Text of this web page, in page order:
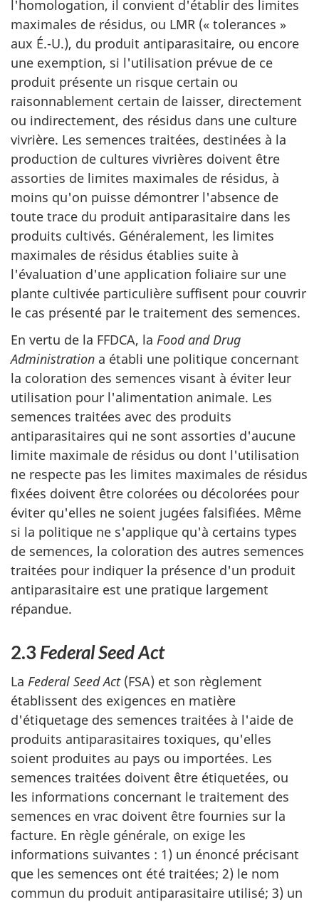
l'homologation, il convient d'établir des limites
maximales de résidus, ou LMR (« tolerances »
aux É.-U.), du produit antiparasitaire, ou encore
une exemption, si l'utilisation prévue de ce
produit présente un risque certain ou
raisonnablement certain de laisser, directement
ou indirectement, des résidus dans une culture
vivrière. Les semences traitées, destinées à la
production de cultures vivrières doivent être
assorties de limites maximales de résidus, à
moins qu'on puisse démontrer l'absence de
toute trace du produit antiparasitaire dans les
produits cultivés. Généralement, les limites
maximales de résidus établies suite à
l'évaluation d'une application foliaire sur une
plante cultivée particulière suffisent pour couvrir
le cas présenté par le traitement des semences.
En vertu de la FFDCA, la Food and Drug
Administration a établi une politique concernant
la coloration des semences visant à éviter leur
utilisation pour l'alimentation animale. Les
semences traitées avec des produits
antiparasitaires qui ne sont assorties d'aucune
limite maximale de résidus ou dont l'utilisation
ne respecte pas les limites maximales de résidus
fixées doivent être colorées ou décolorées pour
éviter qu'elles ne soient jugées falsifiées. Même
si la politique ne s'applique qu'à certains types
de semences, la coloration des autres semences
traitées pour indiquer la présence d'un produit
antiparasitaire est une pratique largement
répandue.
2.3Federal Seed Act
La Federal Seed Act(FSA) et son règlement
établissent des exigences en matière
d'étiquetage des semences traitées à l'aide de
produits antiparasitaires toxiques, qu'elles
soient produites au pays ou importées. Les
semences traitées doivent être étiquetées, ou
les informations concernant le traitement des
semences en vrac doivent être fournies sur la
facture. En règle générale, on exige les
informations suivantes : 1) un énoncé précisant
que les semences ont été traitées; 2) le nom
commun du produit antiparasitaire utilisé; 3) un